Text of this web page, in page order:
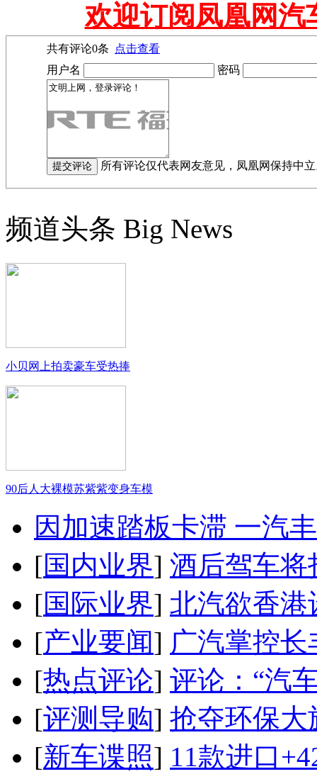
欢迎订阅凤凰网汽
共有评论0条
点击查看
用户名
密码
所有评论仅代表网友意见，凤凰网保持中
频道头条 Big News
小贝网上拍卖豪车受热捧
90后人大裸模苏紫紫变身车模
因加速踏板卡滞 一汽
[国内业界] 酒后驾车将
[国际业界] 北汽欲香港
[产业要闻] 广汽掌控
[热点评论] 评论：“汽
[评测导购] 抢夺环保大
[新车谍照] 11款进口